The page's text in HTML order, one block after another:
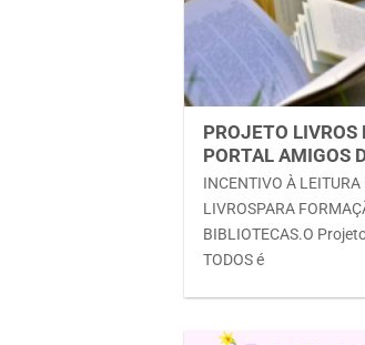
PROJETO LIVROS
PORTAL AMIGOS
INCENTIVO À LEITURA
LIVROSPARA
BIBLIOTECAS.O
TODOS é